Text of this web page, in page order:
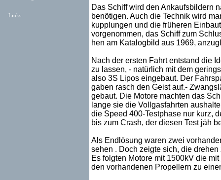
Links
Das Schiff wird den Ankaufsbildern
benötigen. Auch die Technik wird
kupplungen und die früheren
vorgenommen, das Schiff zum
hen am Katalogbild aus 1969,
Nach der ersten Fahrt entstand die
zu lassen, - natürlich mit dem
also 3S Lipos eingebaut. Der
gaben rasch den Geist auf.-
gebaut. Die Motore machten das
lange sie die Vollgasfahrten
die Speed 400-Testphase nur kurz,
bis zum Crash, der diesen Test jäh
Als Endlösung waren zwei
sehen . Doch zeigte sich, die
Es folgten Motore mit 1500kV die
den vorhandenen Propellern zu